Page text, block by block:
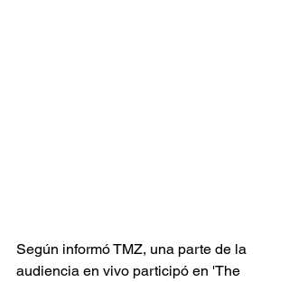
Según informó TMZ, una parte de la
audiencia en vivo participó en 'The